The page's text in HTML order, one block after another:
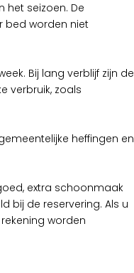
het seizoen. De
bed worden niet
Bij lang verblijf zijn de
verbruik, zoals
heffingen en
extra schoonmaak
bij de reservering. Als u
worden